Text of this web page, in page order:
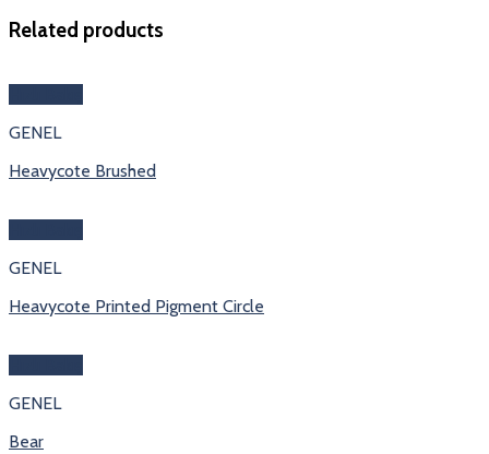
Related products
GENEL
Heavycote Brushed
GENEL
Heavycote Printed Pigment Circle
GENEL
Bear